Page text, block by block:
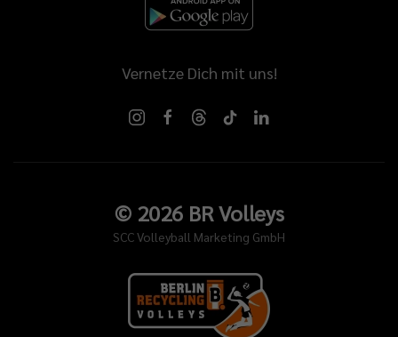
Vernetze Dich mit uns!
© 2026BR Volleys
SCC Volleyball Marketing GmbH